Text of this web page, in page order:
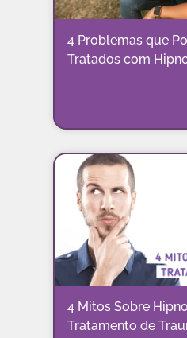
4 Problemas que
Tratados com
4 Mitos Sobre
Tratamento de